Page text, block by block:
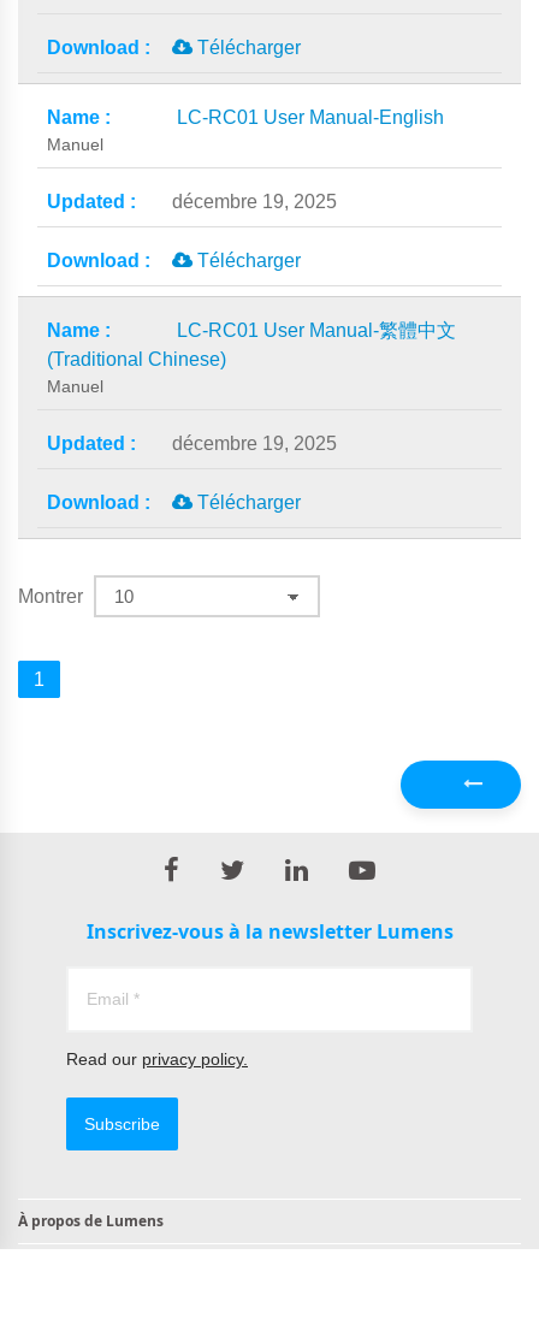
Télécharger
LC-RC01 User Manual-English
Manuel
décembre 19, 2025
Télécharger
LC-RC01 User Manual-繁體中文
(Traditional Chinese)
Manuel
décembre 19, 2025
Télécharger
Montrer
1
Inscrivez-vous à la newsletter Lumens
Read our privacy policy.
Subscribe
À propos de Lumens